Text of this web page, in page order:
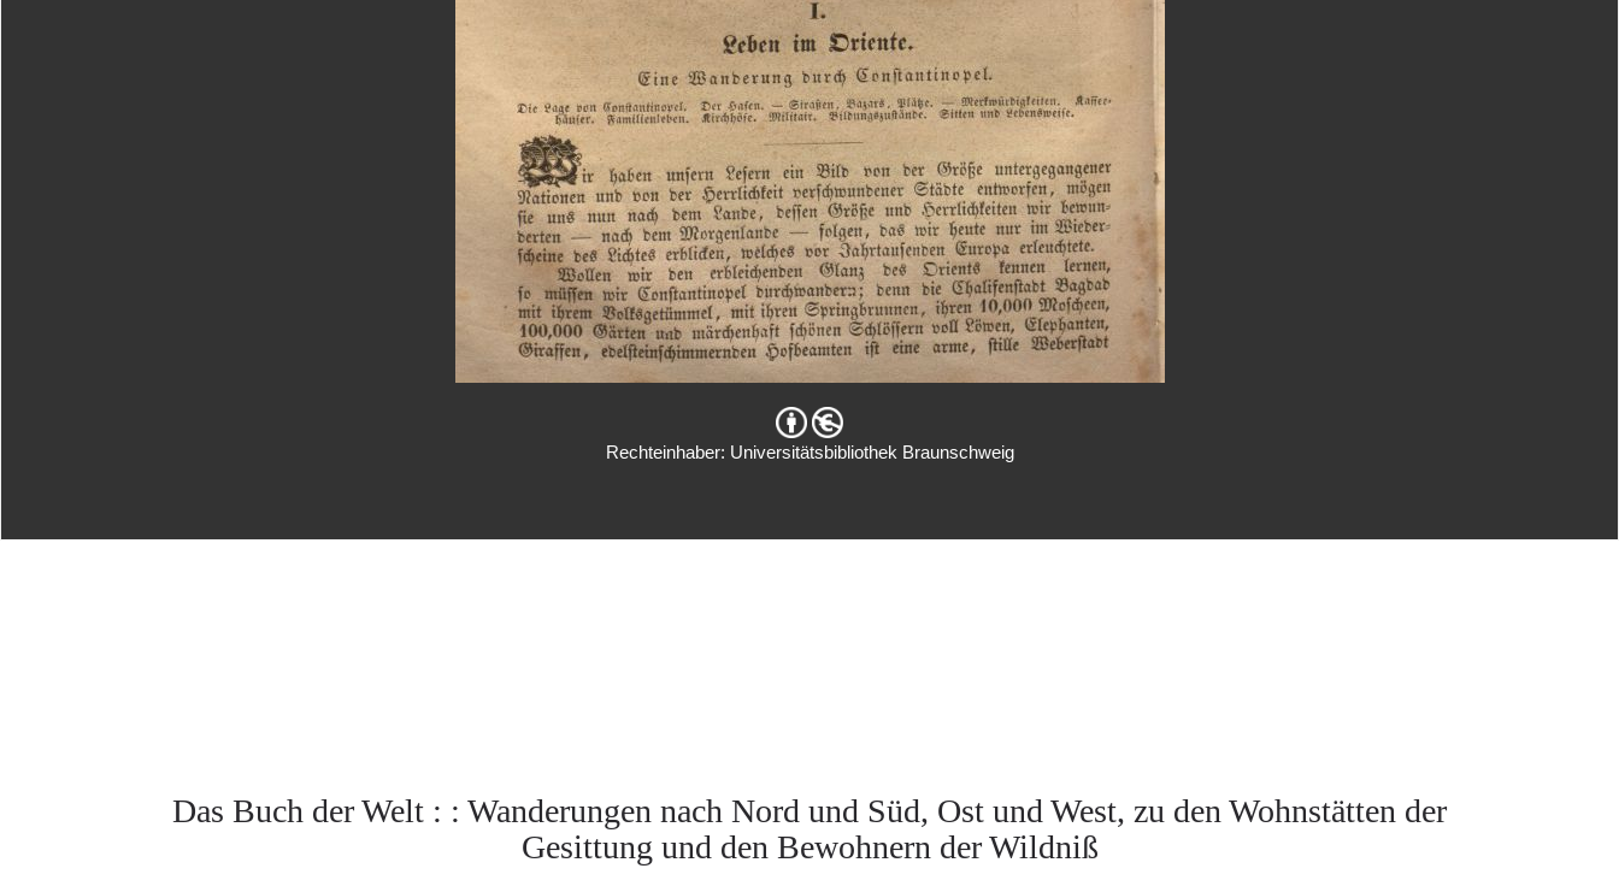
Rechteinhaber: Universitätsbibliothek Braunschweig
Das Buch der Welt : : Wanderungen nach Nord und Süd, Ost und West, zu den Wohnstätten der
Gesittung und den Bewohnern der Wildniß